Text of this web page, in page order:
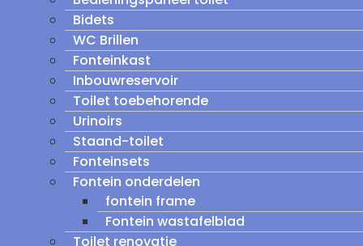
Bidets
WC Brillen
Fonteinkast
Inbouwreservoir
Toilet toebehorende
Urinoirs
Staand-toilet
Fonteinsets
Fontein onderdelen
fontein frame
Fontein wastafelblad
Toilet renovatie